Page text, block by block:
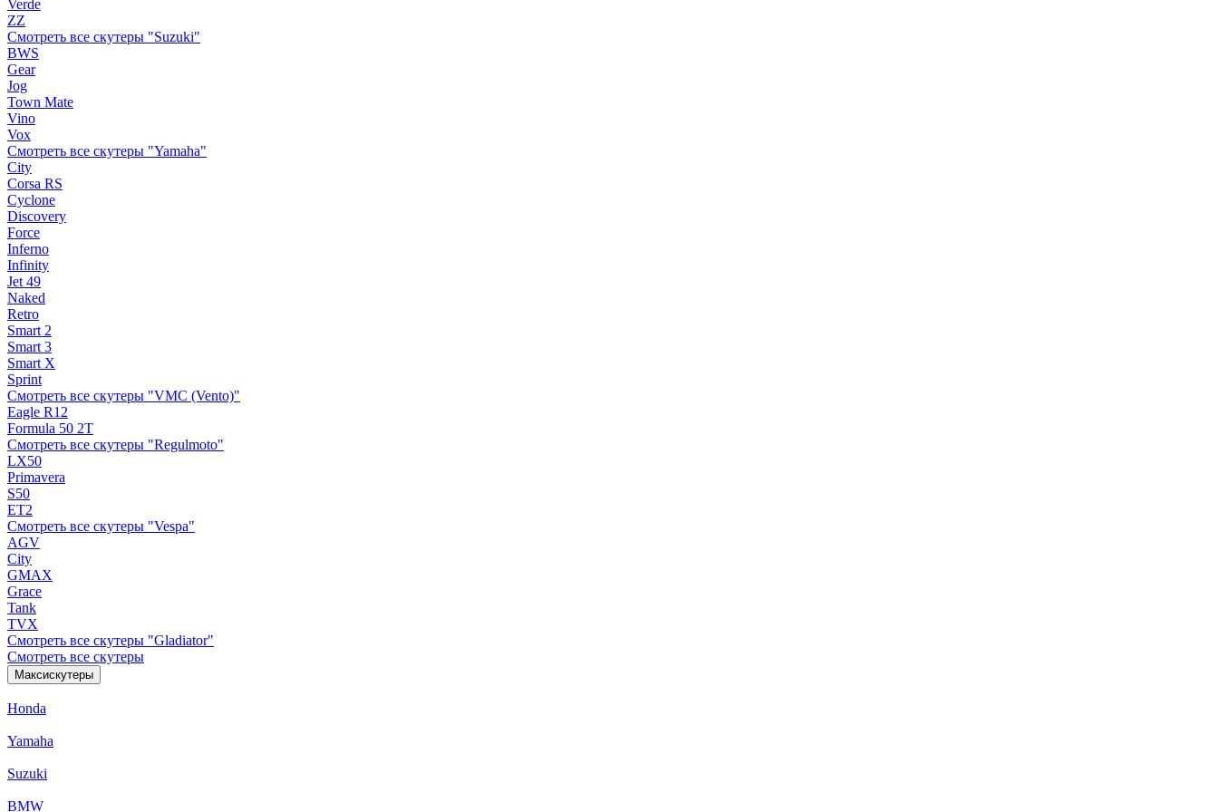
Verde
ZZ
Смотреть все скутеры "Suzuki"
BWS
Gear
Jog
Town Mate
Vino
Vox
Смотреть все скутеры "Yamaha"
City
Corsa RS
Cyclone
Discovery
Force
Inferno
Infinity
Jet 49
Naked
Retro
Smart 2
Smart 3
Smart X
Sprint
Смотреть все скутеры "VMC (Vento)"
Eagle R12
Formula 50 2Т
Смотреть все скутеры "Regulmoto"
LX50
Primavera
S50
ET2
Смотреть все скутеры "Vespa"
AGV
City
GMAX
Grace
Tank
TVX
Смотреть все скутеры "Gladiator"
Смотреть все скутеры
Максискутеры
Honda
Yamaha
Suzuki
BMW